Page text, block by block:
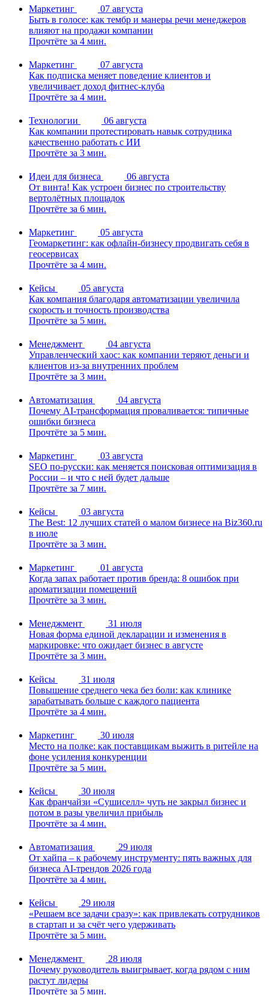
Маркетинг
07 августа
Быть в голосе: как тембр и манеры речи менеджеров
влияют на продажи компании
Прочтёте за 4 мин.
Маркетинг
07 августа
Как подписка меняет поведение клиентов и
увеличивает доход фитнес-клуба
Прочтёте за 4 мин.
Технологии
06 августа
Как компании протестировать навык сотрудника
качественно работать с ИИ
Прочтёте за 3 мин.
Идеи для бизнеса
06 августа
От винта! Как устроен бизнес по строительству
вертолётных площадок
Прочтёте за 6 мин.
Маркетинг
05 августа
Геомаркетинг: как офлайн-бизнесу продвигать себя в
геосервисах
Прочтёте за 4 мин.
Кейсы
05 августа
Как компания благодаря автоматизации увеличила
скорость и точность производства
Прочтёте за 5 мин.
Менеджмент
04 августа
Управленческий хаос: как компании теряют деньги и
клиентов из-за внутренних проблем
Прочтёте за 3 мин.
Автоматизация
04 августа
Почему AI-трансформация проваливается: типичные
ошибки бизнеса
Прочтёте за 5 мин.
Маркетинг
03 августа
SEO по-русски: как меняется поисковая оптимизация в
России – и что с ней будет дальше
Прочтёте за 7 мин.
Кейсы
03 августа
The Best: 12 лучших статей о малом бизнесе на Biz360.ru
в июле
Прочтёте за 3 мин.
Маркетинг
01 августа
Когда запах работает против бренда: 8 ошибок при
ароматизации помещений
Прочтёте за 3 мин.
Менеджмент
31 июля
Новая форма единой декларации и изменения в
маркировке: что ожидает бизнес в августе
Прочтёте за 3 мин.
Кейсы
31 июля
Повышение среднего чека без боли: как клинике
зарабатывать больше с каждого пациента
Прочтёте за 4 мин.
Маркетинг
30 июля
Место на полке: как поставщикам выжить в ритейле на
фоне усиления конкуренции
Прочтёте за 5 мин.
Кейсы
30 июля
Как франчайзи «Сушиселл» чуть не закрыл бизнес и
потом в разы увеличил прибыль
Прочтёте за 4 мин.
Автоматизация
29 июля
От хайпа – к рабочему инструменту: пять важных для
бизнеса AI-трендов 2026 года
Прочтёте за 4 мин.
Кейсы
29 июля
«Решаем все задачи сразу»: как привлекать сотрудников
в стартап и за счёт чего удерживать
Прочтёте за 5 мин.
Менеджмент
28 июля
Почему руководитель выигрывает, когда рядом с ним
растут лидеры
Прочтёте за 5 мин.